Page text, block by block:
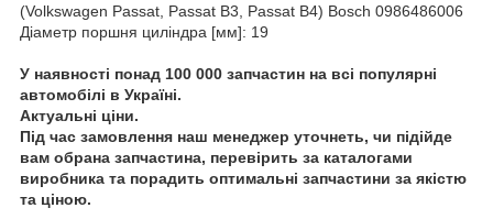
(Volkswagen Passat, Passat B3, Passat B4) Bosch 0986486006
Діаметр поршня циліндра [мм]: 19
У наявності понад 100 000 запчастин на всі популярні
автомобілі в Україні.
Актуальні ціни.
Під час замовлення наш менеджер уточнеть, чи підійде
вам обрана запчастина, перевірить за каталогами
виробника та порадить оптимальні запчастини за якістю
та ціною.